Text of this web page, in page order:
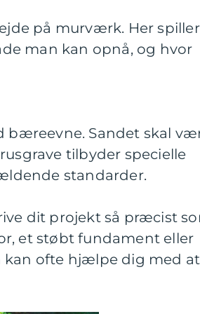
på murværk. Her spiller
man kan opnå, og hvor
bæreevne. Sandet skal
tilbyder specielle
standarder.
dit projekt så præcist
et støbt fundament eller
kan ofte hjælpe dig med at